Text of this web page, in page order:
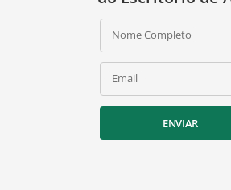
Nome Completo
Email
ENVIAR